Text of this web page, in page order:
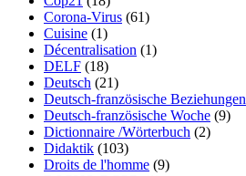
Corona-Virus (61)
Cuisine (1)
Décentralisation (1)
DELF (18)
Deutsch (21)
Deutsch-französische Beziehungen
Deutsch-französische Woche (9)
Dictionnaire /Wörterbuch (2)
Didaktik (103)
Droits de l'homme (9)